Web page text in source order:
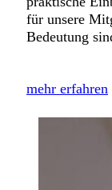
für unsere
Bedeutung
mehr erfahren